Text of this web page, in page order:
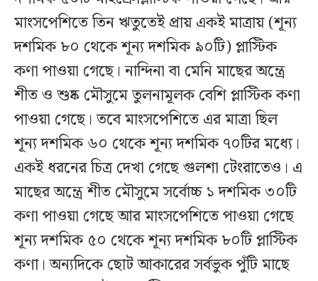
মাংসপেশিতে তিন ঋতুতেই প্রায় একই মাত্রায় (শূন্য
দশমিক ৮০ থেকে শূন্য দশমিক ৯০টি) প্লাস্টিক
কণা পাওয়া গেছে। নান্দিনা বা মেনি মাছের অন্ত্রে
শীত ও শুষ্ক মৌসুমে তুলনামূলক বেশি প্লাস্টিক কণা
পাওয়া গেছে। তবে মাংসপেশিতে এর মাত্রা ছিল
শূন্য দশমিক ৬০ থেকে শূন্য দশমিক ৭০টির মধ্যে।
একই ধরনের চিত্র দেখা গেছে গুলশা টেংরাতেও। এ
মাছের অন্ত্রে শীত মৌসুমে সর্বোচ্চ ১ দশমিক ৩০টি
কণা পাওয়া গেছে আর মাংসপেশিতে পাওয়া গেছে
শূন্য দশমিক ৫০ থেকে শূন্য দশমিক ৮০টি প্লাস্টিক
কণা। অন্যদিকে ছোট আকারের সর্বভুক পুঁটি মাছে